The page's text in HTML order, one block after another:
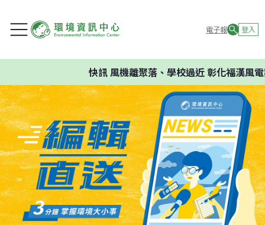
電子報 登入
快訊風機離聚落、學校過近 彰化福漢風電